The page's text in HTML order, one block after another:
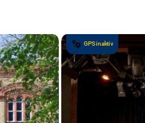
GPS inaktiv